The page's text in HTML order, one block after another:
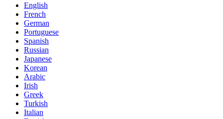
English
French
German
Portuguese
Spanish
Russian
Japanese
Korean
Arabic
Irish
Greek
Turkish
Italian